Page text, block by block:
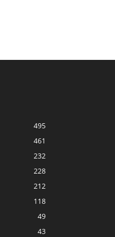
495
461
232
228
212
118
49
43